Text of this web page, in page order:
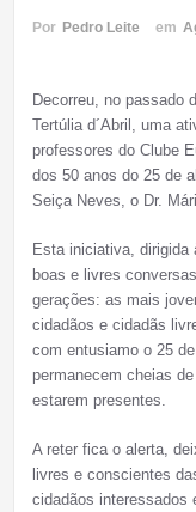
Por Pedro Leite em
Decorreu, no passado
Tertúlia d´Abril, uma
professores do Clube
dos 50 anos do 25 de
Seiça Neves, o Dr.
Esta iniciativa, dirigida
boas e livres
gerações: as mais
cidadãos e cidadãs
com entusiamo o 25
permanecem cheias
estarem presentes.
A reter fica o alerta,
livres e conscientes
cidadãos interessados